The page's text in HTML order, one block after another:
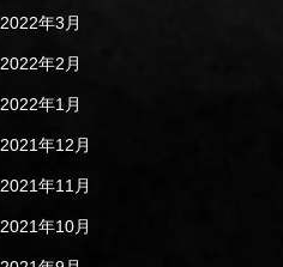
2022年3月
2022年2月
2022年1月
2021年12月
2021年11月
2021年10月